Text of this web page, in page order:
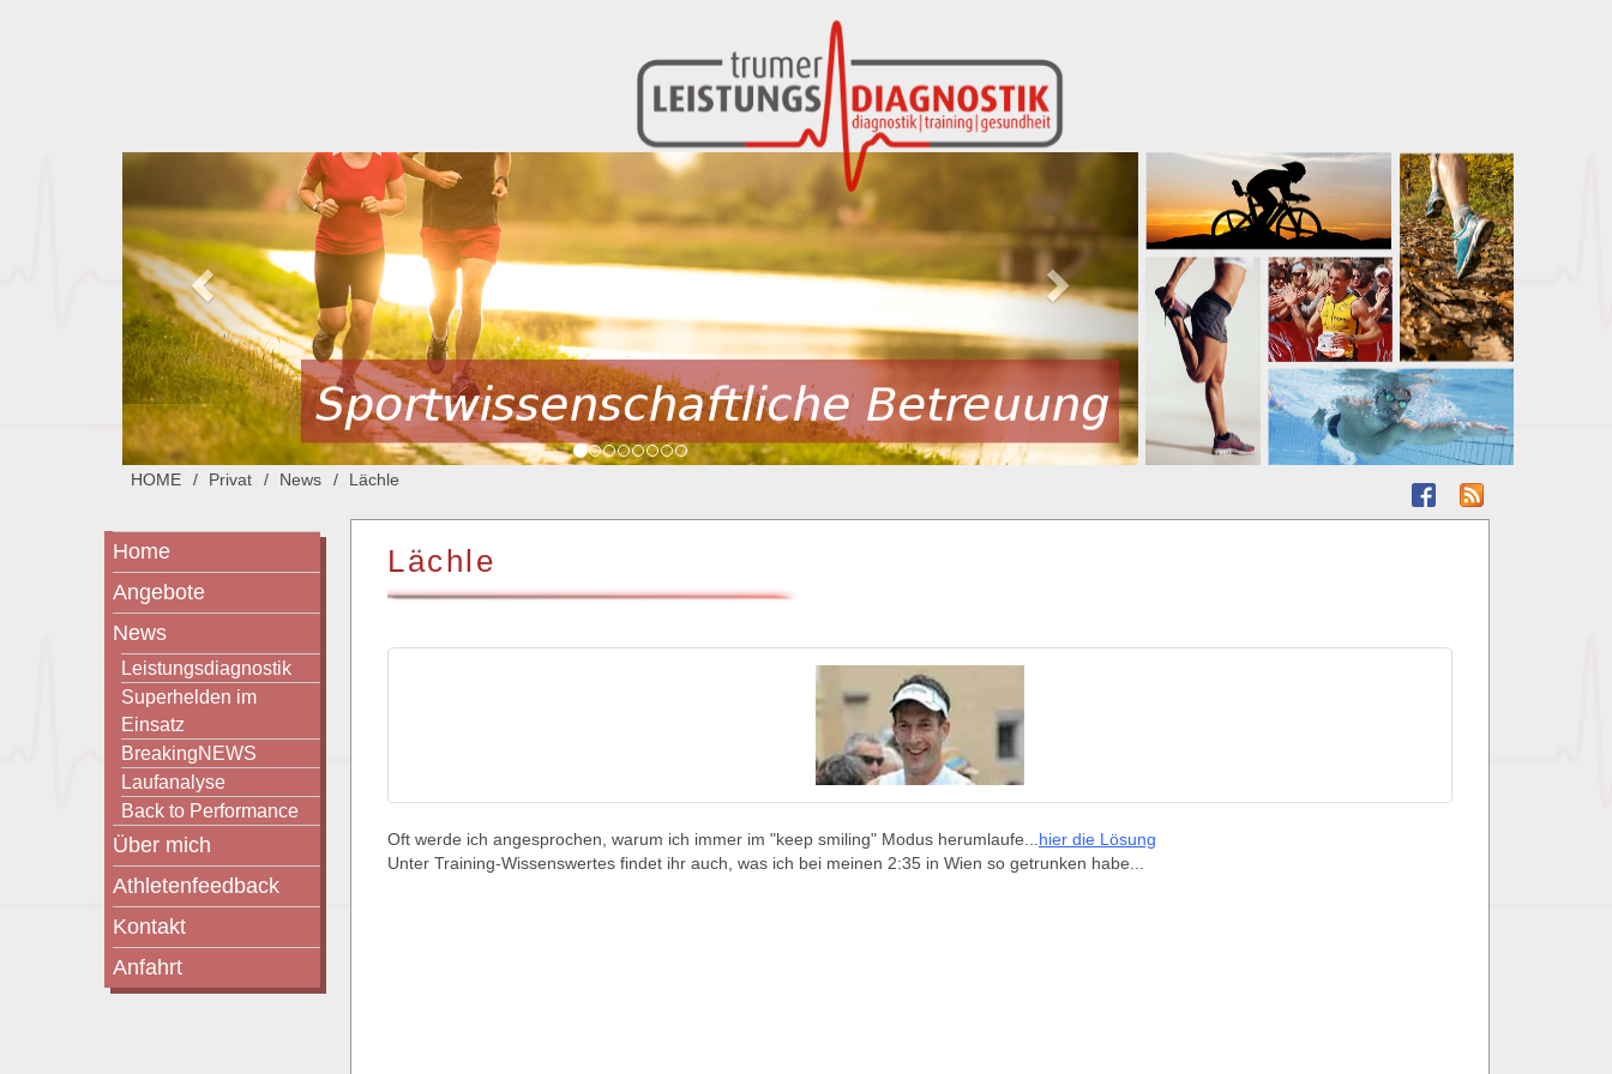
HOME Privat News Lächle
Home
Angebote
News
Leistungsdiagnostik
Superhelden im
Einsatz
BreakingNEWS
Laufanalyse
Back to Performance
Über mich
Athletenfeedback
Kontakt
Anfahrt
Lächle
Oft werde ich angesprochen, warum ich immer im "keep smiling" Modus herumlaufe... hier die Lösung
Unter Training-Wissenswertes findet ihr auch, was ich bei meinen 2:35 in Wien so getrunken habe...